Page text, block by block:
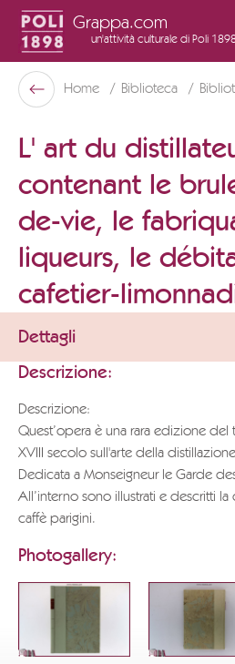
Grappa.com
un'attività culturale di Poli
Poli Museo Della Grappa
Indietro
Home Biblioteca
L' art du
contenant le
de-vie, le
liqueurs, le
cafetier-
Dettagli
Descrizione:
Descrizione:
Quest’opera è una rara edizione
XVIII secolo sull'arte della
Dedicata a Monseigneur le Garde
All’interno sono illustrati e descritti
caffè parigini.
Photogallery: